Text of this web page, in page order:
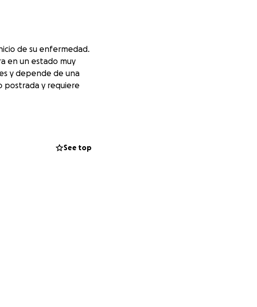
de su enfermedad.
en un estado muy
y depende de una
postrada y requiere
de enfermeros,
See top